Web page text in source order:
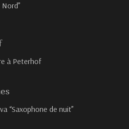
à Peterhof
“Saxophone de nuit”